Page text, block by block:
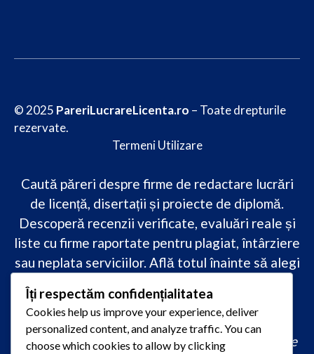
© 2025 PareriLucrareLicenta.ro – Toate drepturile
rezervate.
Termeni Utilizare
Caută păreri despre firme de redactare lucrări
de licență, disertații și proiecte de diplomă.
Descoperă recenzii verificate, evaluări reale și
liste cu firme raportate pentru plagiat, întârziere
sau neplata serviciilor. Află totul înainte să alegi
academicădoar pe PareriLucrareLicenta.ro.
comandă lucrare de licență originală, redactare
Îți respectăm confidențialitatea
Cookies help us improve your experience, deliver
personalized content, and analyze traffic. You can
choose which cookies to allow by clicking